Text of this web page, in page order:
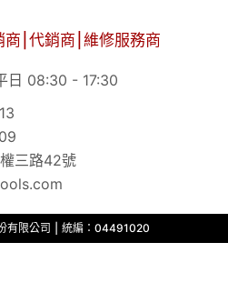
⎮代銷商⎮維修服務商
日 08:30 - 17:30
三路42號
有限公司 ⎮ 統編：04491020